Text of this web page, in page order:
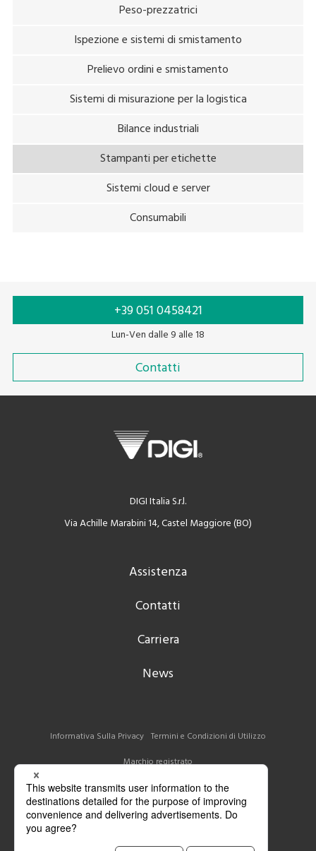
Peso-prezzatrici
Ispezione e sistemi di smistamento
Prelievo ordini e smistamento
Sistemi di misurazione per la logistica
Bilance industriali
Stampanti per etichette
Sistemi cloud e server
Consumabili
+39 051 0458421
Lun-Ven dalle 9 alle 18
Contatti
DIGI Italia S.r.l.
Via Achille Marabini 14, Castel Maggiore (BO)
Assistenza
Contatti
Carriera
News
Informativa Sulla Privacy Termini e Condizioni di Utilizzo
Marchio registrato